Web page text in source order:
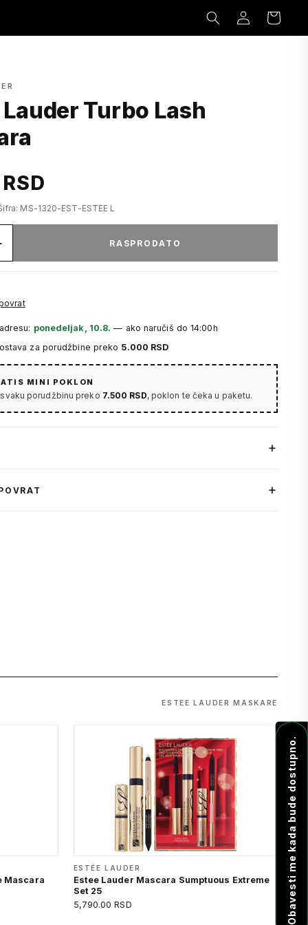
Prijavi
se
Korpa
Turbo Lash
MS-1320-EST-ESTEE L
RASPRODATO
ponedeljak, 10.8. — ako naručiš do 14:00h
za porudžbine preko 5.000 RSD
MINI POKLON
porudžbinu preko 7.500 RSD, poklon te čeka u paketu.
ESTEE LAUDER MASKARE
Mascara
ESTÉE LAUDER
Estee Lauder Mascara Sumptuous Extreme
Set 25
5,790.00 RSD
Obavesti me kada bude dostupno.